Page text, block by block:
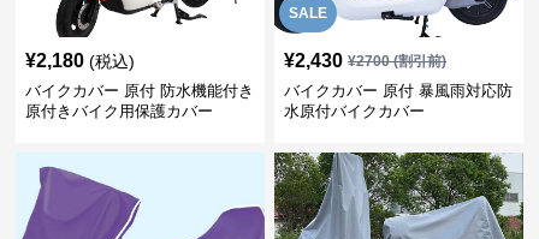
¥2,180 (税込)
バイクカバー 原付 防水機能付き
原付きバイク用保護カバー
SALE
¥2,430 ¥2700(割引前)
バイクカバー 原付 暴風雨対応防
水原付バイクカバー